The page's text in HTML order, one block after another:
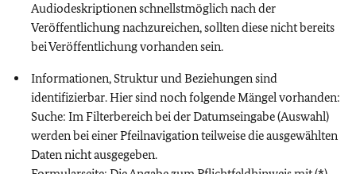
Audiodeskriptionen schnellstmöglich nach der
Veröffentlichung nachzureichen, sollten diese nicht bereits
bei Veröffentlichung vorhanden sein.
Informationen, Struktur und Beziehungen sind
identifizierbar. Hier sind noch folgende Mängel vorhanden:
Suche: Im Filterbereich bei der Datumseingabe (Auswahl)
werden bei einer Pfeilnavigation teilweise die ausgewählten
Daten nicht ausgegeben.